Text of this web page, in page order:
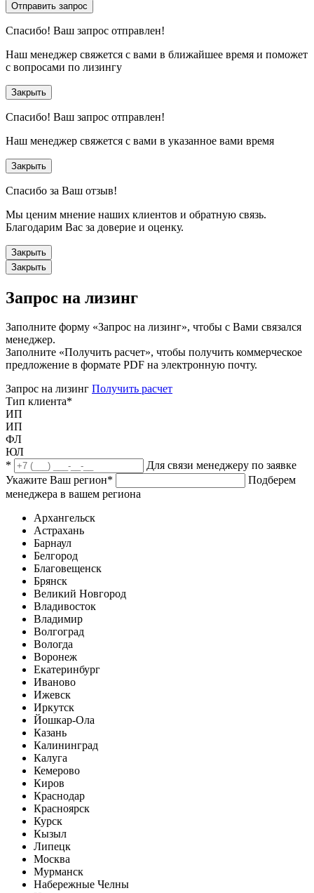
Отправить запрос
Спасибо! Ваш запрос отправлен!
Наш менеджер свяжется с вами в ближайшее время и поможет
с вопросами по лизингу
Закрыть
Спасибо! Ваш запрос отправлен!
Наш менеджер свяжется с вами в указанное вами время
Закрыть
Спасибо за Ваш отзыв!
Мы ценим мнение наших клиентов и обратную связь.
Благодарим Вас за доверие и оценку.
Закрыть
Закрыть
Запрос на лизинг
Заполните форму «Запрос на лизинг», чтобы с Вами связался
менеджер.
Заполните «Получить расчет», чтобы получить коммерческое
предложение в формате PDF на электронную почту.
Запрос на лизинг Получить расчет
Тип клиента*
ИП
ИП
ФЛ
ЮЛ
*
Для связи менеджеру по заявке
Укажите Ваш регион*
Подберем
менеджера в вашем региона
Архангельск
Астрахань
Барнаул
Белгород
Благовещенск
Брянск
Великий Новгород
Владивосток
Владимир
Волгоград
Вологда
Воронеж
Екатеринбург
Иваново
Ижевск
Иркутск
Йошкар-Ола
Казань
Калининград
Калуга
Кемерово
Киров
Краснодар
Красноярск
Курск
Кызыл
Липецк
Москва
Мурманск
Набережные Челны